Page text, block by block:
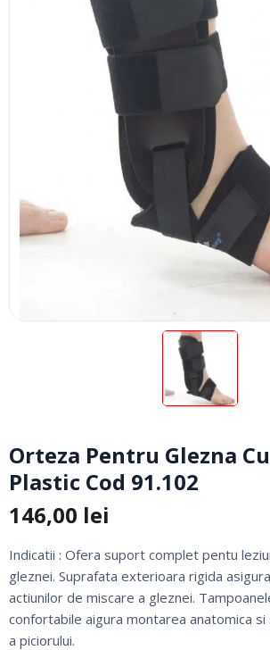
Orteza Pentru Glezna
Plastic Cod 91.102
146,00 lei
Indicatii : Ofera suport complet pentu
gleznei. Suprafata exterioara rigida
actiunilor de miscare a gleznei.
confortabile aigura montarea anatomica
a piciorului.